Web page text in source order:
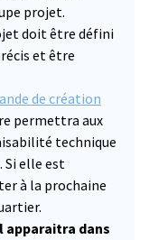
projet.
doit être défini
et être
de création
permettra aux
technique
elle est
à la prochaine
apparaitra dans